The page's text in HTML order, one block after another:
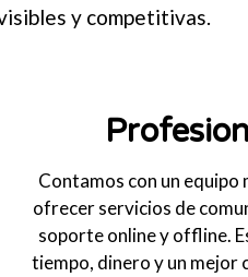
y competitivas.
Contamos con un
ofrecer servicios de
soporte online y offline.
tiempo, dinero y un